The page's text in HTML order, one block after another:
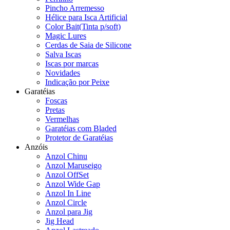
Pincho Arremesso
Hélice para Isca Artificial
Color Bait(Tinta p/soft)
Magic Lures
Cerdas de Saia de Silicone
Salva Iscas
Iscas por marcas
Novidades
Indicação por Peixe
Garatéias
Foscas
Pretas
Vermelhas
Garatéias com Bladed
Protetor de Garatéias
Anzóis
Anzol Chinu
Anzol Maruseigo
Anzol OffSet
Anzol Wide Gap
Anzol In Line
Anzol Circle
Anzol para Jig
Jig Head